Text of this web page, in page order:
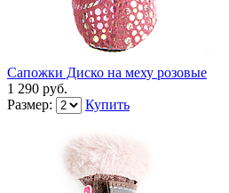
Сапожки Диско на меху розовые
1 290 руб.
Размер:
Купить